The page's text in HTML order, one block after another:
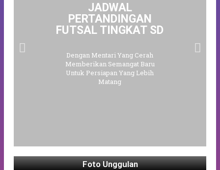
JADWAL
PERTANDINGAN
FUTSAL TINGKAT SD
Dengan Mentari Yang Cerah
Memberikan Semangat Baru
Untuk Persiapan Yang Lebih
Matang
Foto Unggulan